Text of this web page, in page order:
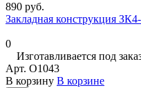
890 руб.
Закладная конструкция
0
Изготавливается под
Арт. O1043
В корзину В корзине